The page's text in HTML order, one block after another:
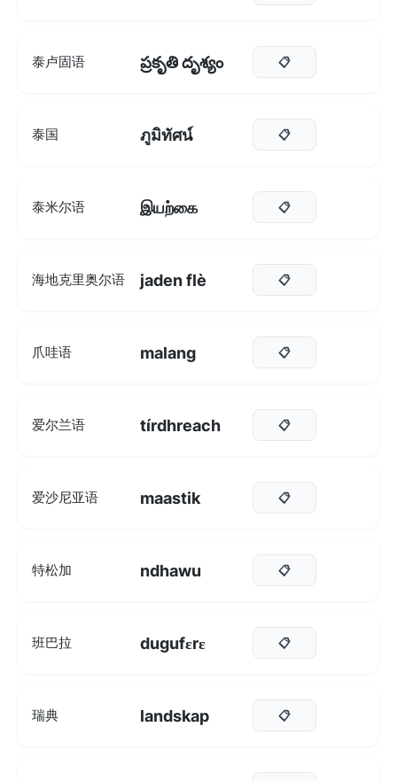
泰卢固语 ప్రకృతి దృశ్యం 📋
泰国 ภูมิทัศน์ 📋
泰米尔语 இயற்கை 📋
海地克里奥尔语 jaden flè 📋
爪哇语 malang 📋
爱尔兰语 tírdhreach 📋
爱沙尼亚语 maastik 📋
特松加 ndhawu 📋
班巴拉 dugufɛrɛ 📋
瑞典 landskap 📋